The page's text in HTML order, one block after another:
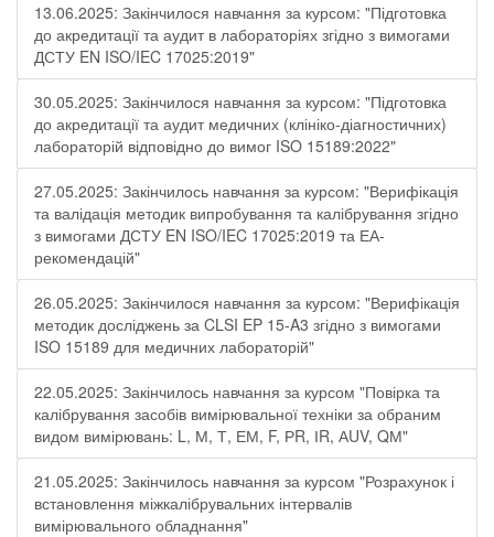
13.06.2025: Закінчилося навчання за курсом: "Підготовка
до акредитації та аудит в лабораторіях згідно з вимогами
ДСТУ EN ISO/IEC 17025:2019"
30.05.2025: Закінчилося навчання за курсом: "Підготовка
до акредитації та аудит медичних (клініко-діагностичних)
лабораторій відповідно до вимог ISO 15189:2022"
27.05.2025: Закінчилось навчання за курсом: "Верифікація
та валідація методик випробування та калібрування згідно
з вимогами ДСТУ EN ISO/IEC 17025:2019 та ЕА-
рекомендацій"
26.05.2025: Закінчилося навчання за курсом: "Верифікація
методик досліджень за CLSI EP 15-A3 згідно з вимогами
ISO 15189 для медичних лабораторій"
22.05.2025: Закінчилось навчання за курсом "Повірка та
калібрування засобів вимірювальної техніки за обраним
видом вимірювань: L, М, Т, ЕМ, F, РR, ІR, АUV, QМ"
21.05.2025: Закінчилось навчання за курсом "Розрахунок і
встановлення міжкалібрувальних інтервалів
вимірювального обладнання"